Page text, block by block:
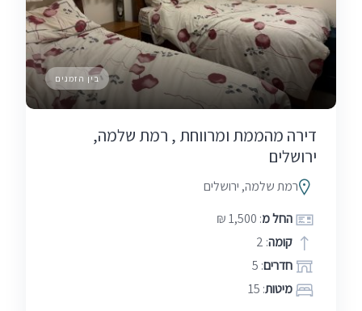
בין הזמנים
דירה מהממת ומרווחת , רמת שלמה,
ירושלים
רמת שלמה, ירושלים
החל מ: 1,500 ₪
קומה: 2
חדרים: 5
מיטות: 15